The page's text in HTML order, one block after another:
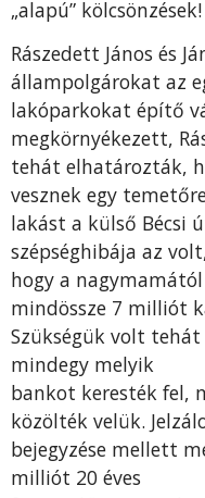
„alapú” kölcsönzések!
Rászedett János és
állampolgárokat az
lakóparkokat építő
megkörnyékezett,
tehát elhatározták,
vesznek egy
lakást a külső Bécsi
szépséghibája az
hogy a
mindössze 7 milliót
Szükségük volt
mindegy melyik
bankot keresték fel,
közölték velük.
bejegyzése mellett
milliót 20 éves